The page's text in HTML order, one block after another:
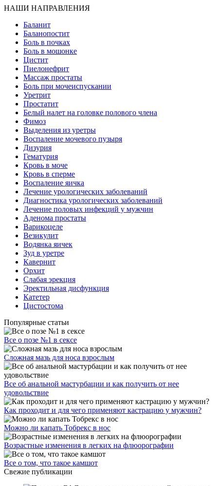
НАШИ НАПРАВЛЕНИЯ
Баланит
Баланопостит
Боль в почках
Боль в мошонке
Цистит
Пиелонефрит
Массаж простаты
Боль при мочеиспускании
Уретрит
Простатит
Белый налет на головке полового члена
Фимоз
Выделения из уретры
Воспаление мочевого пузыря
Дизурия
Гематурия
Кровь в моче
Кровь в сперме
Воспаление яичка
Лечение урологических заболеваний
Диагностика урологических заболеваний
Лечение половых инфекций у мужчин
Аденома простаты
Варикоцеле
Везикулит
Водянка яичек
Зуд в уретре
Кавернит
Орхит
Слабая эрекция
Эректильная дисфункция
Катетер
Цистостома
Популярные статьи
Все о позе №1 в сексе
Сложная мазь для носа взрослым
Все об анальной мастурбации и как получить от нее
удовольствие
Как проходит и для чего применяют кастрацию у мужчин?
Можно ли капать Тобрекс в нос
Возрастные изменения в легких на флюорографии
Все о том, что такое камшот
Свежие публикации